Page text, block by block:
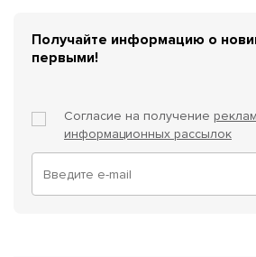
Получайте информацию о
первыми!
Согласие на получение
информационных рассылок